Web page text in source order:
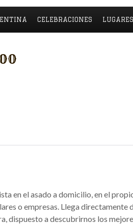
CELEBRACIONES LUGARES
en el asado a domicilio, en el
o empresas. Llega directamente
dispuesto a descubrirnos los